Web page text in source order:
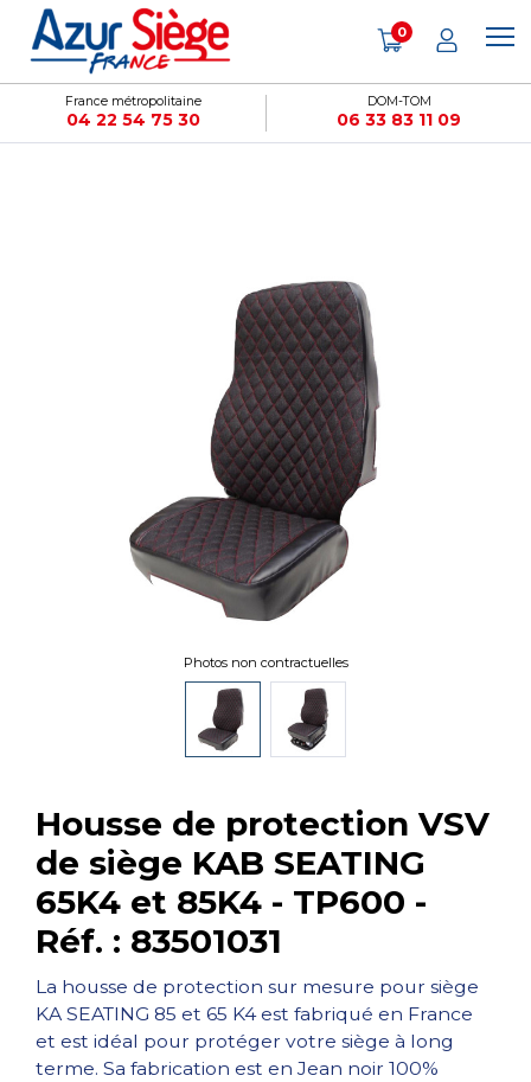
France métropolitaine
04 22 54 75 30
DOM-TOM
06 33 83 11 09
0
Housse de protection VSV
de siège KAB SEATING
65K4 et 85K4 - TP600 -
Réf. : 83501031
La housse de protection sur mesure pour siège
KA SEATING 85 et 65 K4 est fabriqué en France
et est idéal pour protéger votre siège à long
terme. Sa fabrication est en Jean noir 100%
Photos non contractuelles
Panneau de gestion des cookies